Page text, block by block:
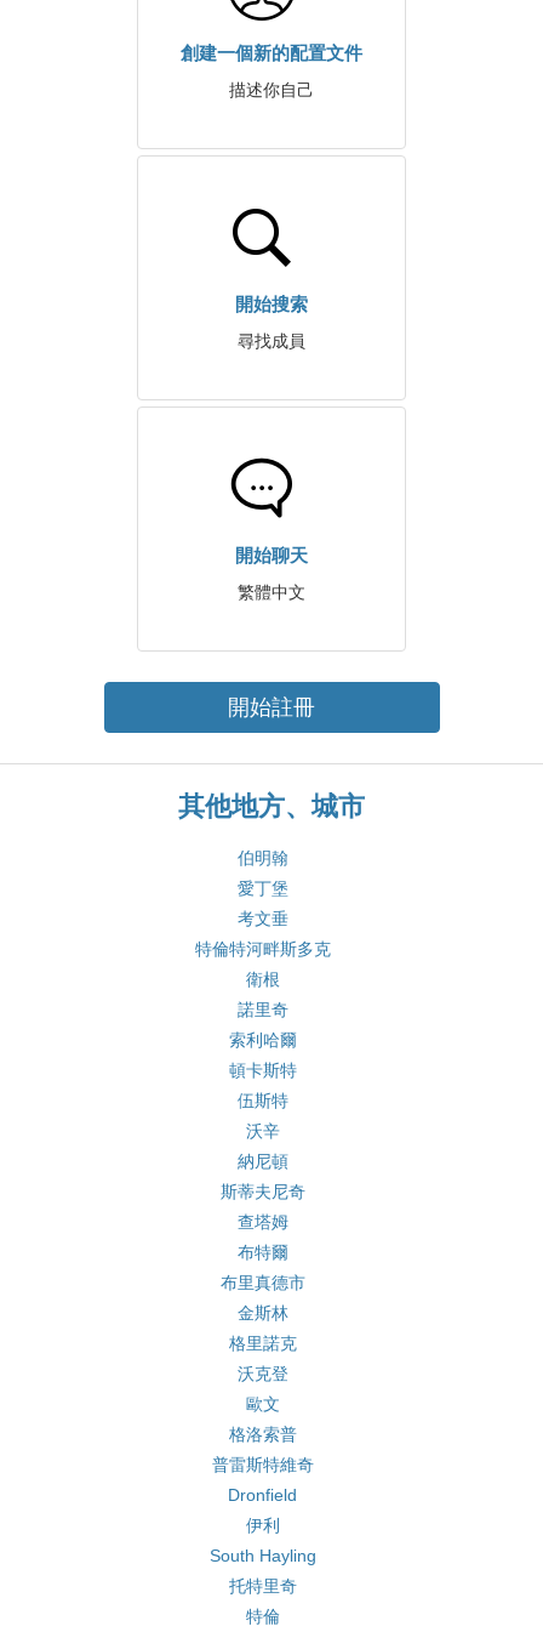
創建一個新的配置文件
描述你自己
開始搜索
尋找成員
開始聊天
繁體中文
開始註冊
其他地方、城市
伯明翰
愛丁堡
考文垂
特倫特河畔斯多克
衛根
諾里奇
索利哈爾
頓卡斯特
伍斯特
沃辛
納尼頓
斯蒂夫尼奇
查塔姆
布特爾
布里真德市
金斯林
格里諾克
沃克登
歐文
格洛索普
普雷斯特維奇
Dronfield
伊利
South Hayling
托特里奇
特倫